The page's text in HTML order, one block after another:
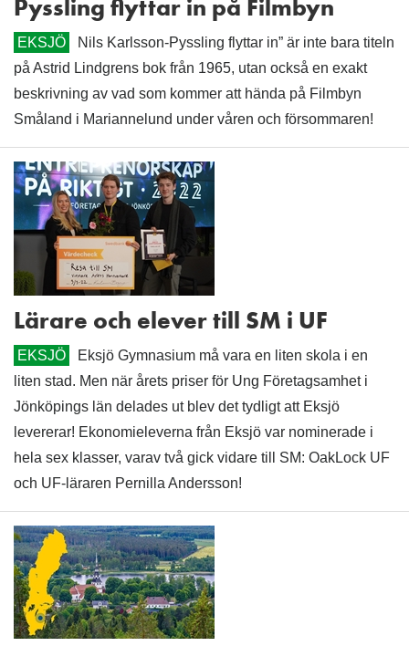
Pyssling flyttar in på Filmbyn
EKSJÖ
Nils Karlsson-Pyssling flyttar in” är inte bara titeln
på Astrid Lindgrens bok från 1965, utan också en exakt
beskrivning av vad som kommer att hända på Filmbyn
Småland i Mariannelund under våren och försommaren!
Lärare och elever till SM i UF
EKSJÖ
Eksjö Gymnasium må vara en liten skola i en
liten stad. Men när årets priser för Ung Företagsamhet i
Jönköpings län delades ut blev det tydligt att Eksjö
levererar! Ekonomieleverna från Eksjö var nominerade i
hela sex klasser, varav två gick vidare till SM: OakLock UF
och UF-läraren Pernilla Andersson!